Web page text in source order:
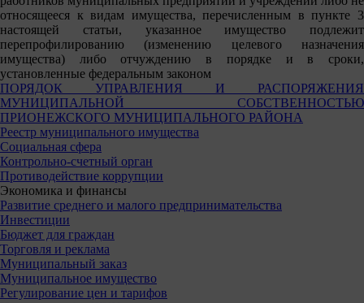
относящееся к видам имущества, перечисленным в пункте 3
настоящей статьи, указанное имущество подлежит
перепрофилированию (изменению целевого назначения
имущества) либо отчуждению в порядке и в сроки,
установленные федеральным законом
ПОРЯДОК УПРАВЛЕНИЯ И РАСПОРЯЖЕНИЯ
МУНИЦИПАЛЬНОЙ СОБСТВЕННОСТЬЮ
ПРИОНЕЖСКОГО МУНИЦИПАЛЬНОГО РАЙОНА
Реестр муниципального имущества
Социальная сфера
Контрольно-счетный орган
Противодействие коррупции
Экономика и финансы
Развитие среднего и малого предпринимательства
Инвестиции
Бюджет для граждан
Торговля и реклама
Муниципальный заказ
Муниципальное имущество
Регулирование цен и тарифов